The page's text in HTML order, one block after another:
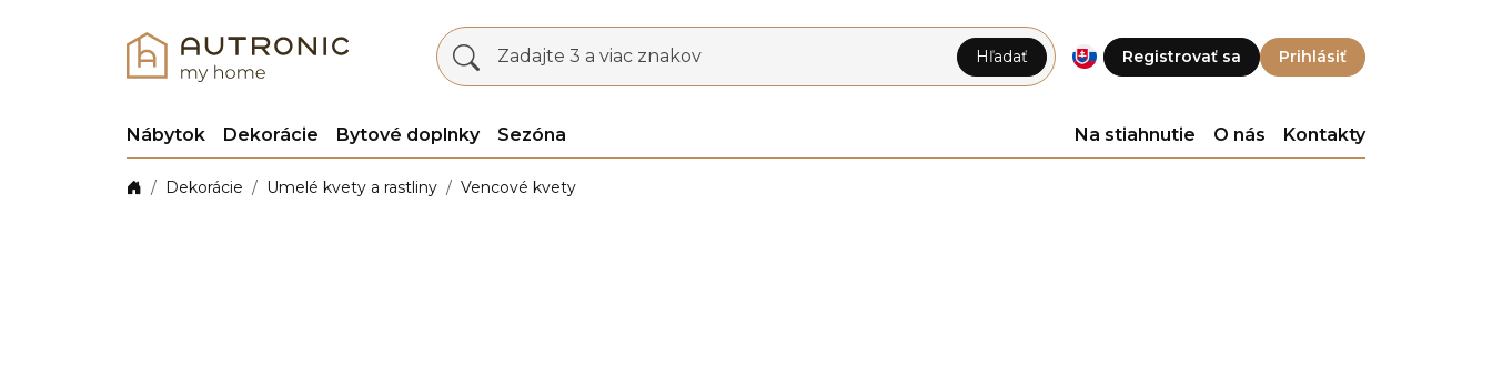
Registrovať sa Prihlásiť
Zadajte 3 a viac znakov Hľadať
Nábytok Dekorácie Bytové doplnky Sezóna Na stiahnutie O nás Kontakty
Dekorácie Umelé kvety a rastliny Vencové kvety